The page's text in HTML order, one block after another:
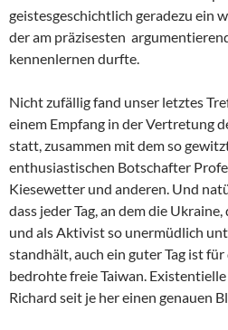
geistesgeschichtlich geradezu ein
der am präzisesten
kennenlernen durfte.
Nicht zufällig fand unser letztes
einem Empfang in der Vertretung
statt, zusammen mit dem so
enthusiastischen Botschafter
Kiesewetter und anderen. Und
dass jeder Tag, an dem die
und als Aktivist so unermüdlich
standhält, auch ein guter Tag ist
bedrohte freie Taiwan.
Richard seit je her einen genauen